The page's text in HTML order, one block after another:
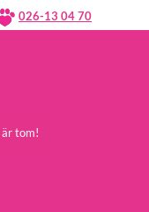
026-13 04 70
tom!